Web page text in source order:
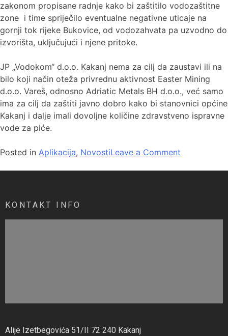
zakonom propisane radnje kako bi zaštitilo vodozaštitne
zone i time spriječilo eventualne negativne uticaje na
gornji tok rijeke Bukovice, od vodozahvata pa uzvodno do
izvorišta, uključujući i njene pritoke.
JP „Vodokom“ d.o.o. Kakanj nema za cilj da zaustavi ili na
bilo koji način oteža privrednu aktivnost Easter Mining
d.o.o. Vareš, odnosno Adriatic Metals BH d.o.o., već samo
ima za cilj da zaštiti javno dobro kako bi stanovnici općine
Kakanj i dalje imali dovoljne količine zdravstveno ispravne
vode za piće.
Posted in Aplikacija, NovostiLeave a Comment
KONTAKT INFO
Alije Izetbegovića 51/II 72 240 Kakanj